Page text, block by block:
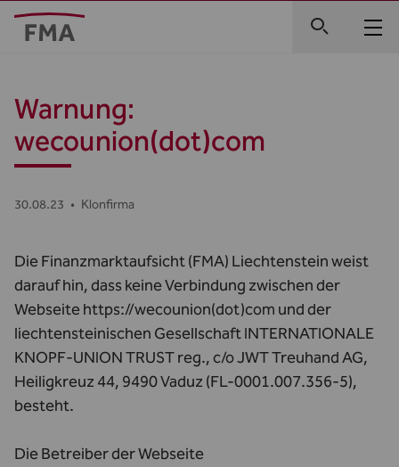
Warnung:
wecounion(dot)com
30.08.23 • Klonfirma
Die Finanzmarktaufsicht (FMA) Liechtenstein weist
darauf hin, dass keine Verbindung zwischen der
Webseite https://wecounion(dot)com und der
liechtensteinischen Gesellschaft INTERNATIONALE
KNOPF-UNION TRUST reg., c/o JWT Treuhand AG,
Heiligkreuz 44, 9490 Vaduz (FL-0001.007.356-5),
besteht.
Die Betreiber der Webseite